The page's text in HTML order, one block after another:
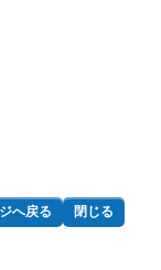
へ戻る 閉じる